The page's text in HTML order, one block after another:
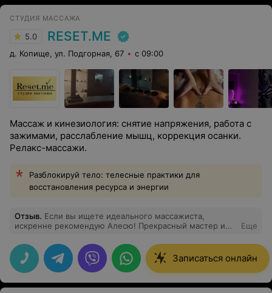
СТУДИЯ МАССАЖА
5.0 RESET.ME
д. Копище, ул. Подгорная, 67 с 09:00
Массаж и кинезиология: снятие напряжения, работа с
зажимами, расслабление мышц, коррекция осанки.
Релакс-массажи.
Разблокируй тело: телесные практики для
восстановления ресурса и энергии
Отзыв. Если вы ищете идеального массажиста,
искренне рекомендую Алесю! Прекрасный мастер и
разными техниками и находит абсолютно все зажимы.
У меня она даже выявила отголоски детской травмы, о
которой я уже забыла, а тело помнило. Её руки творят
чудеса, а слова: массаж — это приятно)) всегда
поднимают настроение. После каждого сеанса хочется
Еще
Записаться онлайн